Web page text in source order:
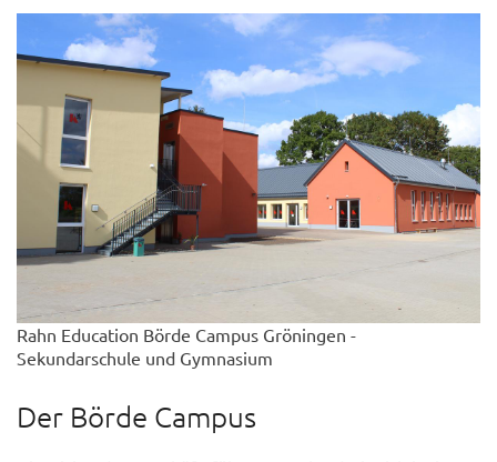
Rahn Education Börde Campus Gröningen -
Sekundarschule und Gymnasium
Der Börde Campus